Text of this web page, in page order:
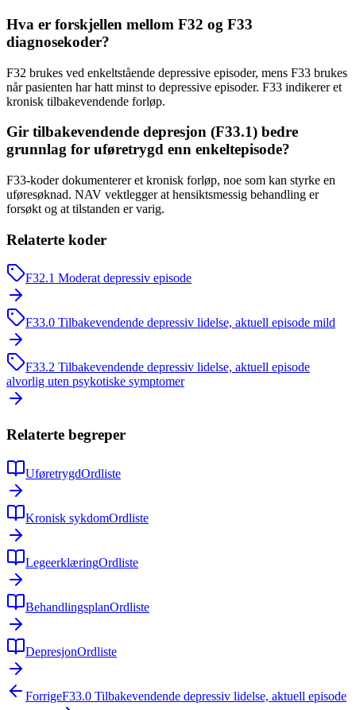
Hva er forskjellen mellom F32 og F33
diagnosekoder?
F32 brukes ved enkeltstående depressive episoder, mens F33 brukes
når pasienten har hatt minst to depressive episoder. F33 indikerer et
kronisk tilbakevendende forløp.
Gir tilbakevendende depresjon (F33.1) bedre
grunnlag for uføretrygd enn enkeltepisode?
F33-koder dokumenterer et kronisk forløp, noe som kan styrke en
uføresøknad. NAV vektlegger at hensiktsmessig behandling er
forsøkt og at tilstanden er varig.
Relaterte koder
F32.1 Moderat depressiv episode
F33.0 Tilbakevendende depressiv lidelse, aktuell episode mild
F33.2 Tilbakevendende depressiv lidelse, aktuell episode
alvorlig uten psykotiske symptomer
Relaterte begreper
UføretrygdOrdliste
Kronisk sykdomOrdliste
LegeerklæringOrdliste
BehandlingsplanOrdliste
DepresjonOrdliste
ForrigeF33.0 Tilbakevendende depressiv lidelse, aktuell episode